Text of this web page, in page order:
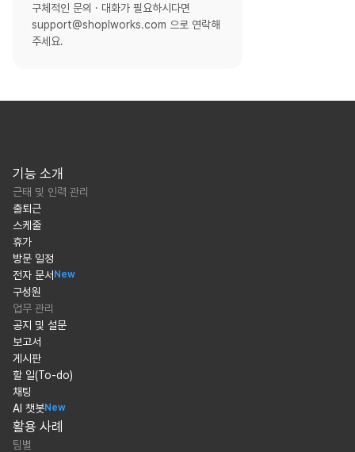
구체적인 문의 · 대화가 필요하시다면
support@shoplworks.com 으로 연락해
주세요.
기능 소개
근태 및 인력 관리
출퇴근
스케줄
휴가
방문 일정
전자 문서 New
구성원
업무 관리
공지 및 설문
보고서
게시판
할 일(To-do)
채팅
AI 챗봇New
활용 사례
팀별